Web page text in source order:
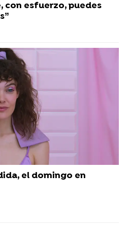
con esfuerzo, puedes
el domingo en